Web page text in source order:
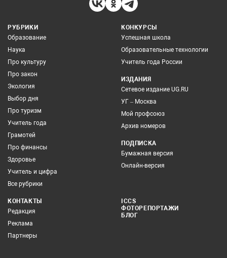
РУБРИКИ
Образование
Наука
Про культуру
Про закон
Экология
Выбор дня
Про туризм
Учитель года
Грамотей
Про финансы
Здоровье
Учитель и цифра
Все рубрики
КОНКУРСЫ
Успешная школа
Образовательные технологии
Учитель года России
ИЗДАНИЯ
Сетевое издание UG.RU
УГ – Москва
Мой профсоюз
Архив номеров
ПОДПИСКА
Бумажная версия
Онлайн-версия
КОНТАКТЫ
Редакция
Реклама
Партнеры
ICCS
ФОТОРЕПОРТАЖИ
БЛОГ